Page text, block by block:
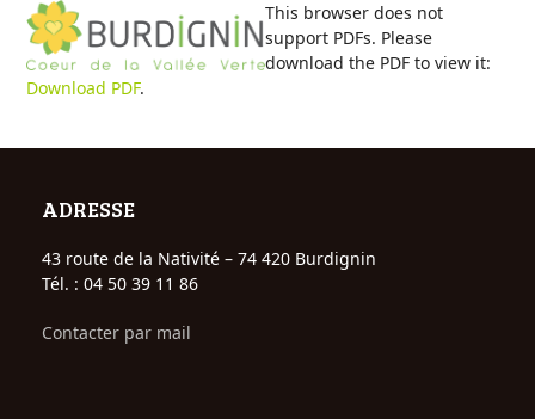
Skip
content
Open
mobile
menu
Close
mobile
menu
This browser does not
support PDFs. Please
download the PDF to view it:
Download PDF.
ADRESSE
43 route de la Nativité – 74 420 Burdignin
Tél. : 04 50 39 11 86
Contacter par mail